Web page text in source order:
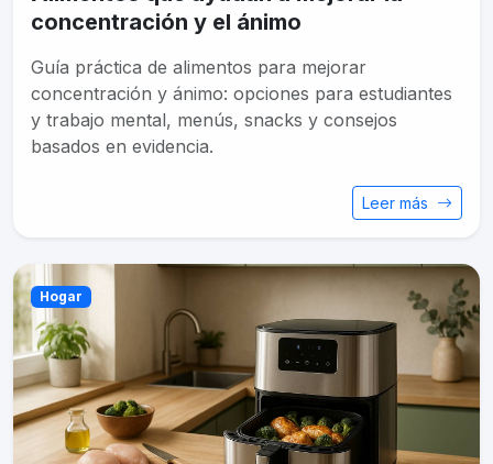
concentración y el ánimo
Guía práctica de alimentos para mejorar
concentración y ánimo: opciones para estudiantes
y trabajo mental, menús, snacks y consejos
basados en evidencia.
Leer más
Hogar